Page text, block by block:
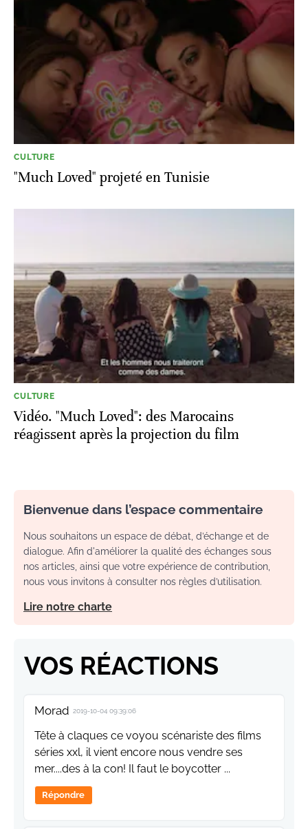
CULTURE
"Much Loved" projeté en Tunisie
CULTURE
Vidéo. "Much Loved": des Marocains
réagissent après la projection du film
Bienvenue dans l’espace commentaire
Nous souhaitons un espace de débat, d’échange et de
dialogue. Afin d'améliorer la qualité des échanges sous
nos articles, ainsi que votre expérience de contribution,
nous vous invitons à consulter nos règles d’utilisation.
Lire notre charte
VOS RÉACTIONS
Morad 2019-10-04 09:39:06
Tête à claques ce voyou scénariste des films
séries xxl, il vient encore nous vendre ses
mer....des à la con! Il faut le boycotter ...
Répondre